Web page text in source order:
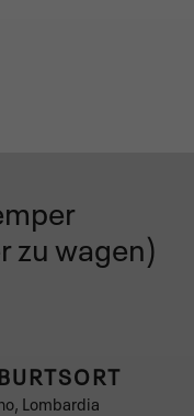
zu wagen)
Lombardia